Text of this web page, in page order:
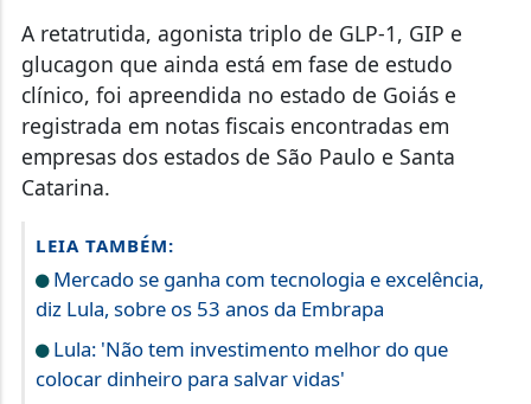
A retatrutida, agonista triplo de GLP-1, GIP e
glucagon que ainda está em fase de estudo
clínico, foi apreendida no estado de Goiás e
registrada em notas fiscais encontradas em
empresas dos estados de São Paulo e Santa
Catarina.
LEIA TAMBÉM:
Mercado se ganha com tecnologia e excelência,
diz Lula, sobre os 53 anos da Embrapa
Lula: 'Não tem investimento melhor do que
colocar dinheiro para salvar vidas'